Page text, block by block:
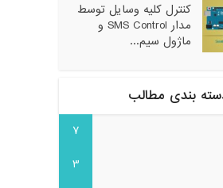
کنترل کلیه وسایل توسط
مدار SMS Control و
ماژول سیم...
بندی مطالب
7
3